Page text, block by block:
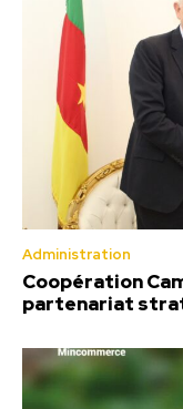
Administration
Coopération
partenariat